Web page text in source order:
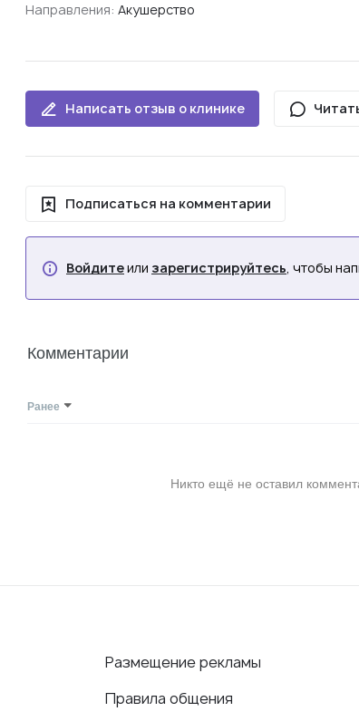
Направления: Акушерство
Написать отзыв о клинике
Подписаться на комментарии
Войдитеили зарегистрируйтесь, чтобы
Комментарии
Ранее
Никто ещё не оставил
Размещение рекламы
Правила общения